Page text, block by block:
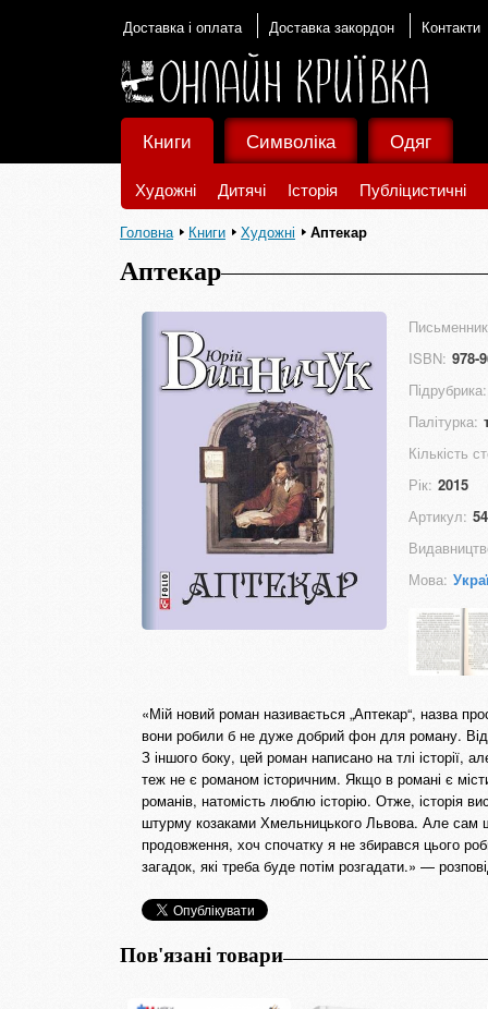
Доставка і оплата Доставка закордон Контакти
Книги
Художні Дитячі Історія Публіцистичні
Символіка Одяг
Головна Книги Художні Аптекар
Аптекар
ISBN: 978-
Підрубрика:
Палітурка:
Кількість
Рік: 2015
Артикул:
Мова:
«Мій новий роман називається „Аптекар“, назва
вони робили б не дуже добрий фон для роману.
З іншого боку, цей роман написано на тлі історії,
теж не є романом історичним. Якщо в романі є
романів, натомість люблю історію. Отже, історія
штурму козаками Хмельницького Львова. Але сам
продовження, хоч спочатку я не збирався цього
загадок, які треба буде потім розгадати.» —
Пов'язані товари